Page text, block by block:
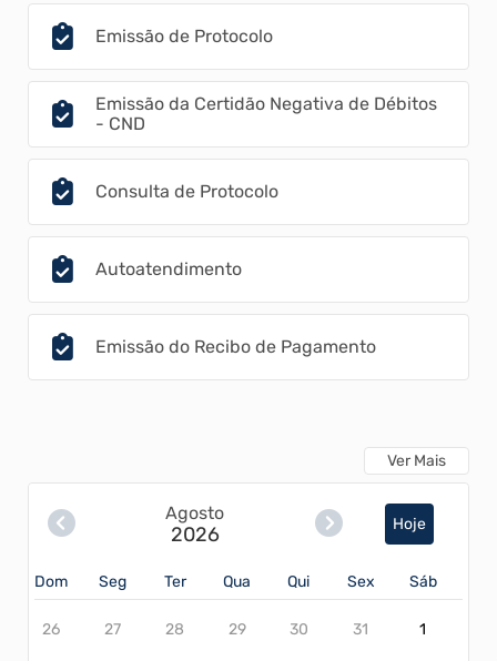
Emissão de Protocolo
Emissão da Certidão Negativa de Débitos
- CND
Consulta de Protocolo
Autoatendimento
Emissão do Recibo de Pagamento
Ver Mais
Agosto
2026 Hoje
Dom Seg Ter Qua Qui Sex Sáb
26 27 28 29 30 31 1